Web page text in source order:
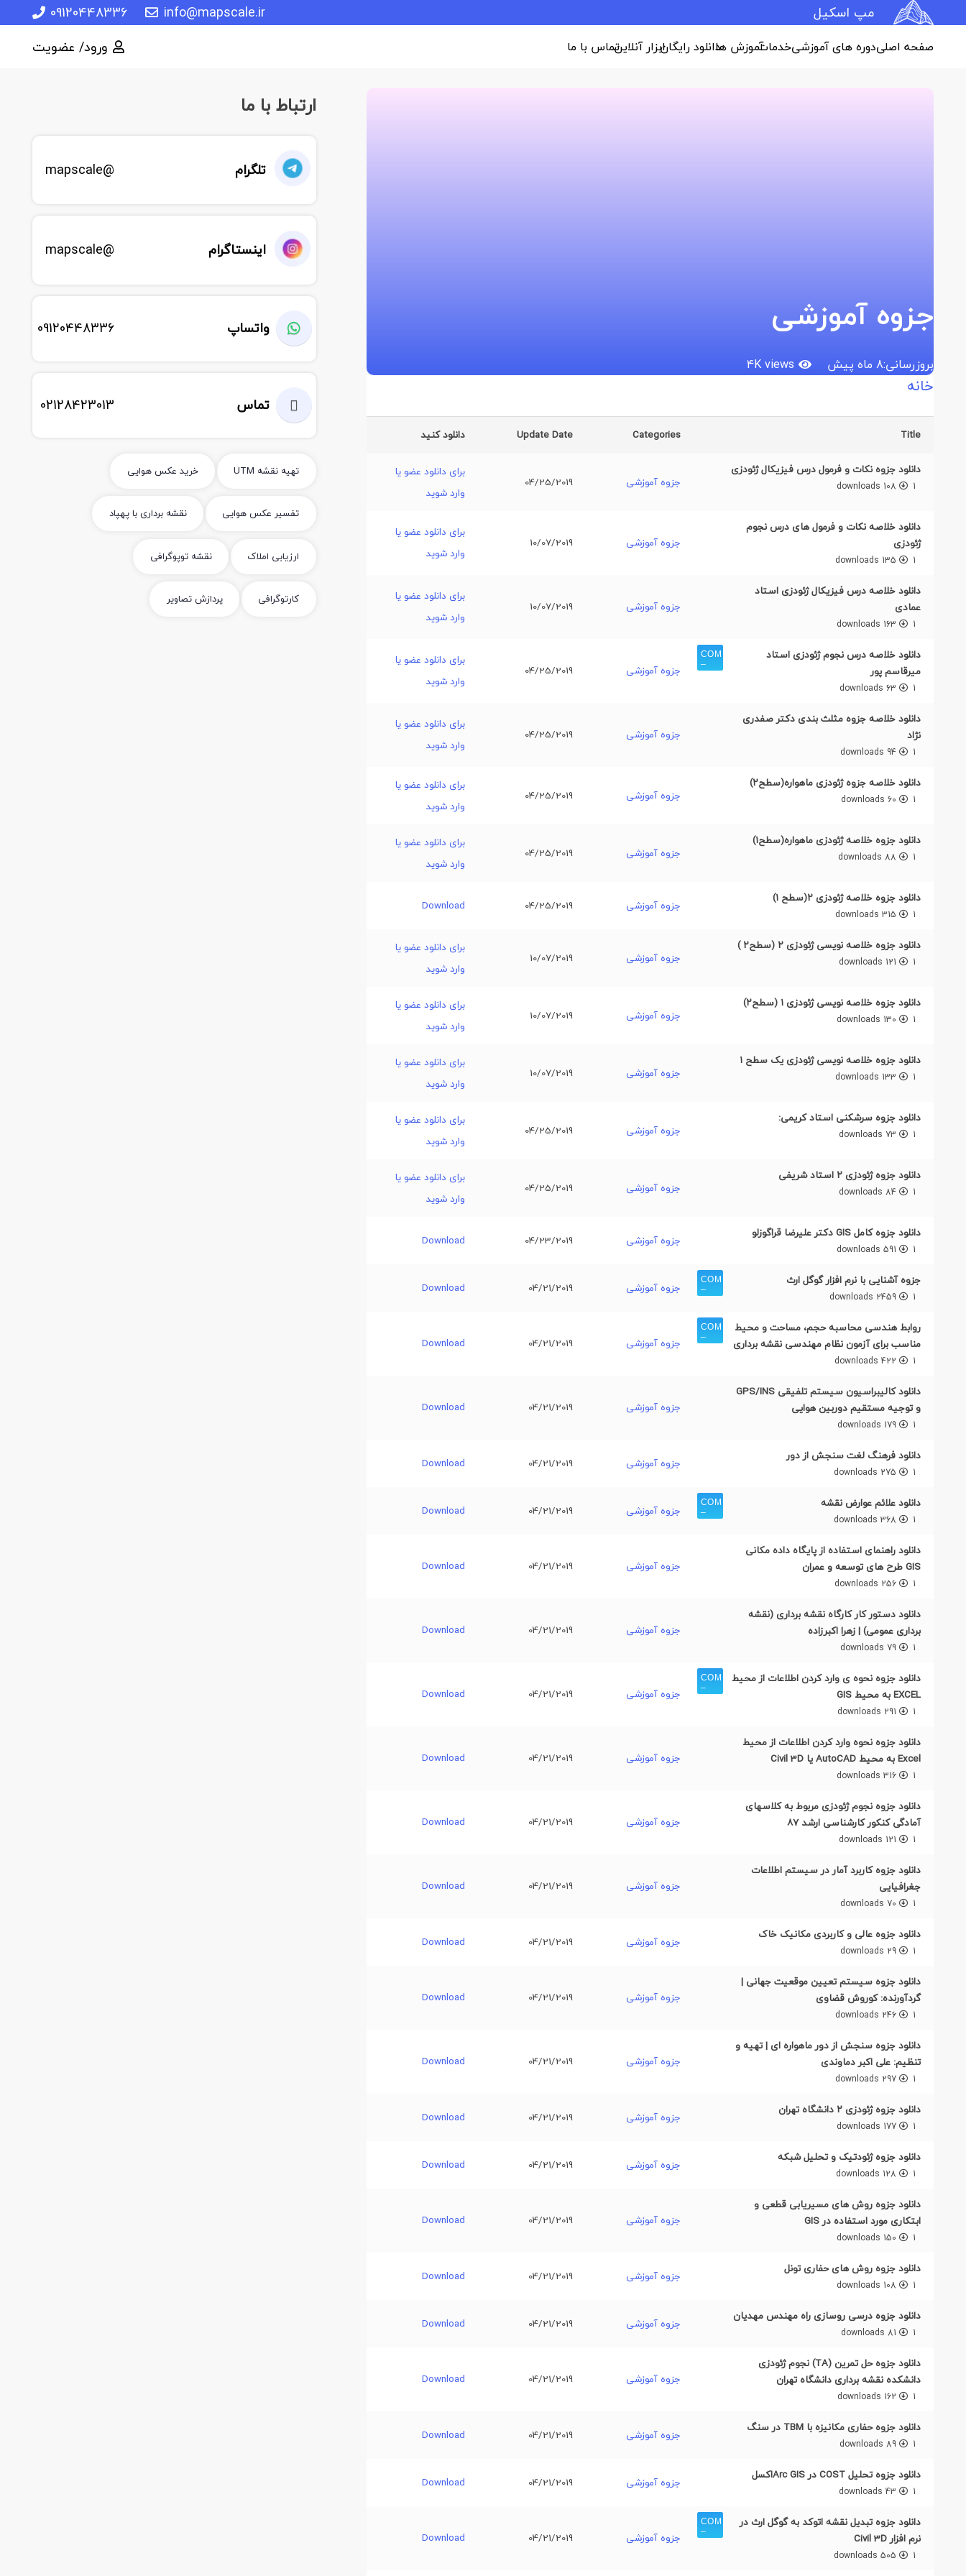
مپ اسکیل info@mapscale.ir
09120448336
صفحه اصلیدوره های آموزشیخدماتآموزش هادانلود رایگانابزار آنلاینتماس با ما ورود/ عضویت
جزوه آموزشی
بروزرسانی:8 ماه پیش 4Kviews
خانه
Title
Categories
Update Date دانلود کنید
دانلود جزوه نکات و فرمول درس فیزیکال ژئودزی
1 جزوه آموزشی 04/25/2019
برای دانلود عضو یا
وارد شوید
دانلود خلاصه نکات و فرمول های درس نجوم
ژئودزی
1
جزوه آموزشی 10/07/2019
برای دانلود عضو یا
وارد شوید
دانلود خلاصه درس فیزیکال ژئودزی استاد
عمادی
1
جزوه آموزشی 10/07/2019
برای دانلود عضو یا
وارد شوید
دانلود خلاصه درس نجوم ژئودزی استاد
میرقاسم پور
1
جزوه آموزشی 04/25/2019
برای دانلود عضو یا
وارد شوید
دانلود خلاصه جزوه مثلث بندی دکتر صفدری
نژاد
1
جزوه آموزشی 04/25/2019
برای دانلود عضو یا
وارد شوید
دانلود خلاصه جزوه ژئودزی ماهواره(سطح۲)
1 جزوه آموزشی 04/25/2019
برای دانلود عضو یا
وارد شوید
دانلود جزوه خلاصه ژئودزی ماهواره(سطح۱)
1 جزوه آموزشی 04/25/2019
برای دانلود عضو یا
وارد شوید
دانلود جزوه خلاصه ژئودزی ۲(سطح ۱)
1
جزوه آموزشی 04/25/2019
Download
دانلود جزوه خلاصه نویسی ژئودزی ۲ (سطح۲ )
1 جزوه آموزشی 10/07/2019
برای دانلود عضو یا
وارد شوید
دانلود جزوه خلاصه نویسی ژئودزی ۱ (سطح۲)
1 جزوه آموزشی 10/07/2019
برای دانلود عضو یا
وارد شوید
دانلود جزوه خلاصه نویسی ژئودزی یک سطح ۱
1 جزوه آموزشی 10/07/2019
برای دانلود عضو یا
وارد شوید
دانلود جزوه سرشکنی استاد کریمی:
1 جزوه آموزشی 04/25/2019
برای دانلود عضو یا
وارد شوید
دانلود جزوه ژئودزی ۲ استاد شریفی
1 جزوه آموزشی 04/25/2019
برای دانلود عضو یا
وارد شوید
دانلود جزوه کامل GIS دکتر علیرضا قراگوزلو
1
جزوه آموزشی 04/23/2019
Download
جزوه آشنایی با نرم افزار گوگل ارث
1
جزوه آموزشی 04/21/2019
Download
روابط هندسی محاسبه حجم، مساحت و محیط
مناسب برای آزمون نظام مهندسی نقشه برداری
1
جزوه آموزشی 04/21/2019
Download
دانلود کالیبراسیون سیستم تلفیقی GPS/INS
و توجیه مستقیم دوربین هوایی
1
جزوه آموزشی 04/21/2019
Download
دانلود فرهنگ لغت سنجش از دور
1
جزوه آموزشی 04/21/2019
Download
دانلود علائم عوارض نقشه
1
جزوه آموزشی 04/21/2019
Download
دانلود راهنمای استفاده از پایگاه داده مکانی
GIS طرح های توسعه و عمران
1
جزوه آموزشی 04/21/2019
Download
دانلود دستور کار کارگاه نقشه برداری (نقشه
برداری عمومی) | زهرا اکبرزاده
1
جزوه آموزشی 04/21/2019
Download
دانلود جزوه نحوه ی وارد کردن اطلاعات از محیط
EXCEL به محیط GIS
1
جزوه آموزشی 04/21/2019
Download
دانلود جزوه نحوه وارد کردن اطلاعات از محیط
Excel به محیط AutoCAD یا Civil 3D
1
جزوه آموزشی 04/21/2019
Download
دانلود جزوه نجوم ژئودزی مربوط به کلاسهای
آمادگی کنکور کارشناسی ارشد ۸۷
1
جزوه آموزشی 04/21/2019
Download
دانلود جزوه کاربرد آمار در سیستم اطلاعات
جغرافیایی
1
جزوه آموزشی 04/21/2019
Download
دانلود جزوه عالی و کاربردی مکانیک خاک
1
جزوه آموزشی 04/21/2019
Download
دانلود جزوه سیستم تعیین موقعیت جهانی |
گردآورنده: کوروش قضاوی
1
جزوه آموزشی 04/21/2019
Download
دانلود جزوه سنجش از دور ماهواره ای | تهیه و
تنظیم: علی اکبر دماوندی
1
جزوه آموزشی 04/21/2019
Download
دانلود جزوه ژئودزی ۲ دانشگاه تهران
1
جزوه آموزشی 04/21/2019
Download
دانلود جزوه ژئودتیک و تحلیل شبکه
1
جزوه آموزشی 04/21/2019
Download
دانلود جزوه روش های مسیریابی قطعی و
ابتکاری مورد استفاده در GIS
1
جزوه آموزشی 04/21/2019
Download
دانلود جزوه روش های حفاری تونل
1
جزوه آموزشی 04/21/2019
Download
دانلود جزوه درسی روسازی راه مهندس مهدیان
1
جزوه آموزشی 04/21/2019
Download
دانلود جزوه حل تمرین (TA) نجوم ژئودزی
دانشکده نقشه برداری دانشگاه تهران
1
جزوه آموزشی 04/21/2019
Download
دانلود جزوه حفاری مکانیزه با TBM در سنگ
1
جزوه آموزشی 04/21/2019
Download
دانلود جزوه تحلیل COST در Arc GISاکسل
1
جزوه آموزشی 04/21/2019
Download
دانلود جزوه تبدیل نقشه اتوکد به گوگل ارث در
نرم افزار Civil 3D
1
جزوه آموزشی 04/21/2019
Download
ارتباط با ما
تلگرام @mapscale
اینستاگرام @mapscale
واتساپ 09120448336
تماس 02128423013
تهیه نقشه UTM خرید عکس هوایی
تفسیر عکس هوایی نقشه برداری با پهپاد
ارزیابی املاک نقشه توپوگرافی
کارتوگرافی پردازش تصاویر